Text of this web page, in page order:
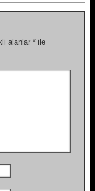
alanlar * ile